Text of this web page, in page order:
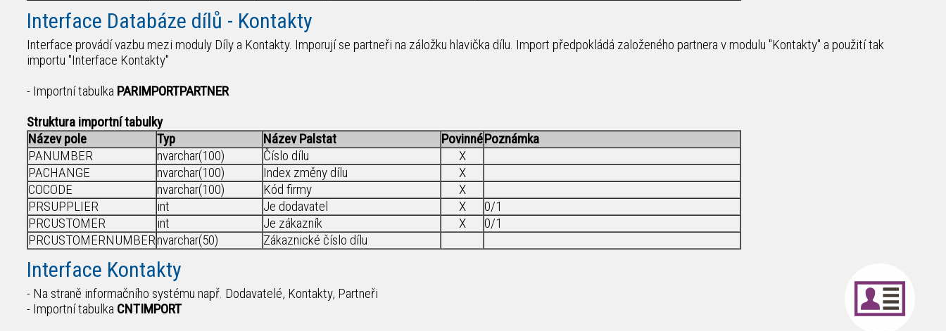
Interface Databáze dílů - Kontakty
Interface provádí vazbu mezi moduly Díly a Kontakty. Imporují se partneři na záložku hlavička dílu. Import předpokládá založeného partnera v modulu "Kontakty" a použití tak
importu "Interface Kontakty"
- Importní tabulka PARIMPORTPARTNER
Struktura importní tabulky
Název pole
Typ Název Palstat PovinnéPoznámka
PANUMBER
nvarchar(100) Číslo dílu
X
PACHANGE
nvarchar(100) Index změny dílu
X
COCODE
nvarchar(100) Kód firmy
X
PRSUPPLIER
int Je dodavatel X
0/1
PRCUSTOMER
int Je zákazník X
0/1
PRCUSTOMERNUMBERnvarchar(50) Zákaznické číslo dílu
Interface Kontakty
- Na straně informačního systému např. Dodavatelé, Kontakty, Partneři
- Importní tabulka CNTIMPORT